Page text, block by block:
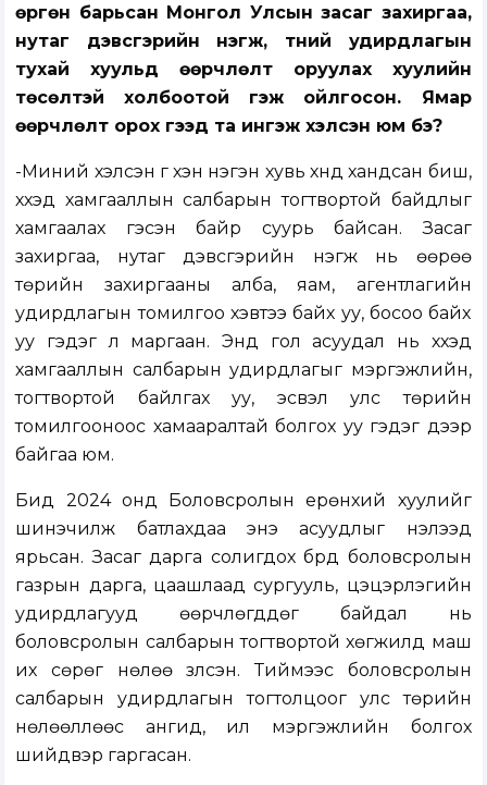
өргөн барьсан Монгол Улсын засаг захиргаа,
нутаг дэвсгэрийн нэгж, түүний удирдлагын
тухай хуульд өөрчлөлт оруулах хуулийн
төсөлтэй холбоотой гэж ойлгосон. Ямар
өөрчлөлт орох гээд та ингэж хэлсэн юм бэ?
-Миний хэлсэн үг хэн нэгэн хувь хүнд хандсан биш,
хүүхэд хамгааллын салбарын тогтвортой байдлыг
хамгаалах гэсэн байр суурь байсан. Засаг
захиргаа, нутаг дэвсгэрийн нэгж нь өөрөө
төрийн захиргааны алба, яам, агентлагийн
удирдлагын томилгоо хэвтээ байх уу, босоо байх
уу гэдэг л маргаан. Энд гол асуудал нь хүүхэд
хамгааллын салбарын удирдлагыг мэргэжлийн,
тогтвортой байлгах уу, эсвэл улс төрийн
томилгооноос хамааралтай болгох уу гэдэг дээр
байгаа юм.
Бид 2024 онд Боловсролын ерөнхий хуулийг
шинэчилж батлахдаа энэ асуудлыг нэлээд
ярьсан. Засаг дарга солигдох бүрд боловсролын
газрын дарга, цаашлаад сургууль, цэцэрлэгийн
удирдлагууд өөрчлөгддөг байдал нь
боловсролын салбарын тогтвортой хөгжилд маш
их сөрөг нөлөө үзүүлсэн. Тиймээс боловсролын
салбарын удирдлагын тогтолцоог улс төрийн
нөлөөллөөс ангид, илүү мэргэжлийн болгох
шийдвэр гаргасан.